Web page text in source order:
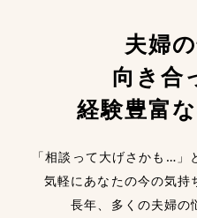
夫婦
向き合
経験豊富
「相談って大げさかも…」
気軽にあなたの今の気持
長年、多くの夫婦の